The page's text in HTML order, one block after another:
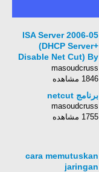
05-ISA Server 2006
(DHCP Server+
Disable Net Cut) By
Eng-Hazem Amer
masoudcruss
1846 مشاهده
برنامج netcut
masoudcruss
1755 مشاهده
cara memutuskan
jaringan